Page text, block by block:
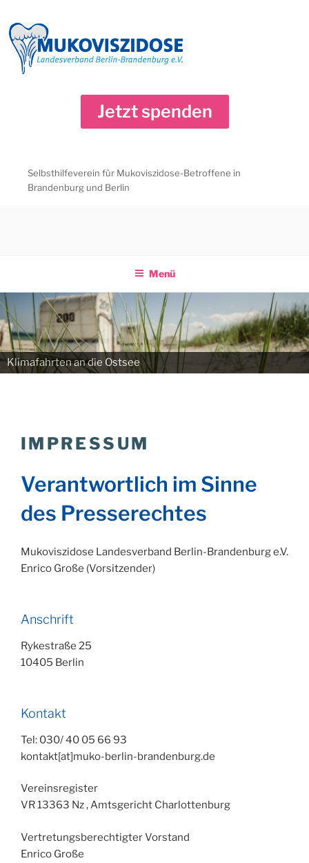
Inhalt
springen
Jetzt spenden
Selbsthilfeverein für Mukoviszidose-Betroffene in
Brandenburg und Berlin
Menü
Klimafahrten an die Ostsee
IMPRESSUM
Verantwortlich im Sinne
des Presserechtes
Mukoviszidose Landesverband Berlin-Brandenburg e.V.
Enrico Große (Vorsitzender)
Anschrift
Rykestraße 25
10405 Berlin
Kontakt
Tel: 030/ 40 05 66 93
kontakt[at]muko-berlin-brandenburg.de
Vereinsregister
VR 13363 Nz , Amtsgericht Charlottenburg
Vertretungsberechtigter Vorstand
Enrico Große